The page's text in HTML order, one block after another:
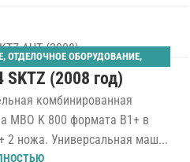
, ОТДЕЛОЧНОЕ ОБОРУДОВАНИЕ,
,ФАЛЬЦЕВАЛЬНЫЕ
SKTZ (2008 год)
комбинированная
MBO K 800 формата B1+ в
2 ножа. Универсальная маш...